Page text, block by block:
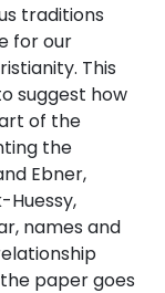
traditions
for our
This
suggest how
of the
the
Ebner,
Huessy,
names and
paper goes